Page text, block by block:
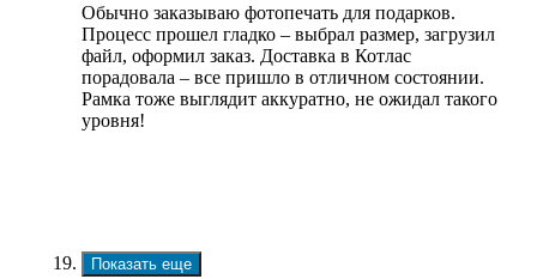
Обычно заказываю фотопечать для подарков.
Процесс прошел гладко – выбрал размер, загрузил
файл, оформил заказ. Доставка в Котлас
порадовала – все пришло в отличном состоянии.
Рамка тоже выглядит аккуратно, не ожидал такого
уровня!
Показать еще